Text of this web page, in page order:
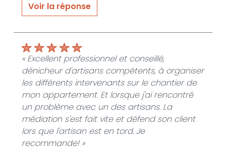
Voir la réponse
équipes et moi même avons apprécié votre
gentillesse ainsi que celle de votre mari tout
au long du chantier. »
De JLE SERVICES HABITAT - Le 22/05/2022
« Excellent professionnel et conseillé,
dénicheur d'artisans compétents, à organiser
les différents intervenants sur le chantier de
mon appartement. Et lorsque j'ai rencontré
un problème avec un des artisans. La
médiation s'est fait vite et défend son client
lors que l'artisan est en tord. Je
recommande! »